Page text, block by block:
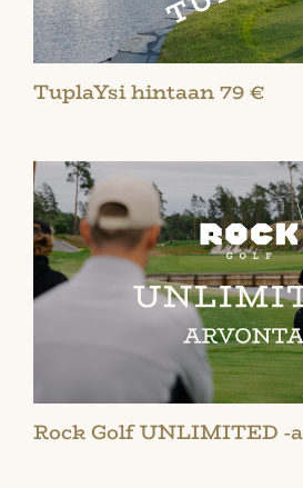
TuplaYsi hintaan 79 €
Rock Golf UNLIMITED -